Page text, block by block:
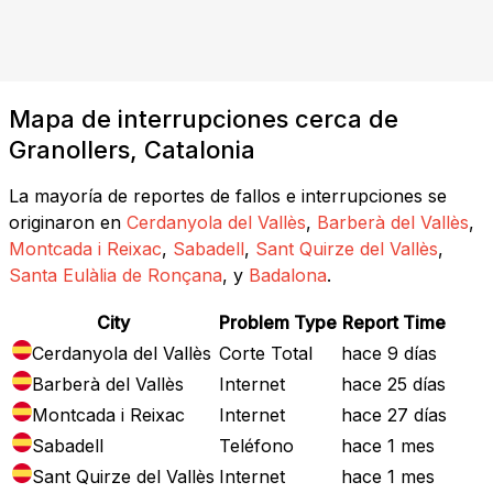
Mapa de interrupciones cerca de
Granollers, Catalonia
La mayoría de reportes de fallos e interrupciones se
originaron en Cerdanyola del Vallès, Barberà del Vallès,
Montcada i Reixac, Sabadell, Sant Quirze del Vallès,
Santa Eulàlia de Ronçana, y Badalona.
City Problem Type Report Time
Cerdanyola del Vallès Corte Total
hace 9 días
Barberà del Vallès
Internet
hace 25 días
Montcada i Reixac
Internet
hace 27 días
Sabadell
Teléfono
hace 1 mes
Sant Quirze del Vallès Internet hace 1 mes